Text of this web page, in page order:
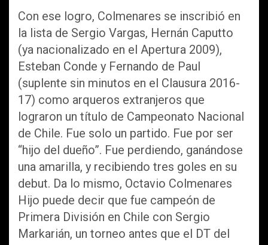
Con ese logro, Colmenares se inscribió en
la lista de Sergio Vargas, Hernán Caputto
(ya nacionalizado en el Apertura 2009),
Esteban Conde y Fernando de Paul
(suplente sin minutos en el Clausura 2016-
17) como arqueros extranjeros que
lograron un título de Campeonato Nacional
de Chile. Fue solo un partido. Fue por ser
“hijo del dueño”. Fue perdiendo, ganándose
una amarilla, y recibiendo tres goles en su
debut. Da lo mismo, Octavio Colmenares
Hijo puede decir que fue campeón de
Primera División en Chile con Sergio
Markarián, un torneo antes que el DT del